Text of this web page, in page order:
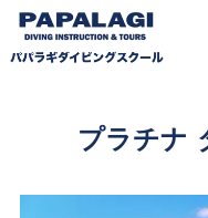
プラチナ